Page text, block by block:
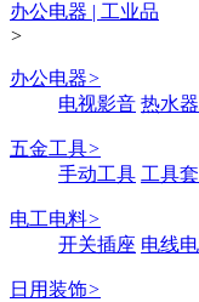
办公电器 | 工业品
>
办公电器>
电视影音 热水
五金工具>
手动工具 工具
电工电料>
开关插座 电线
日用装饰>